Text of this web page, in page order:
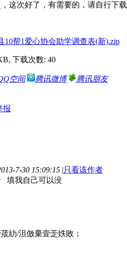
谢荣誉在心为10帮1
民达医药公司 为
业 王世祥先生 为
这次好了，有需要的，请自行下载
10帮1爱心协会助学调查表(新).zip
下载次数: 40
空间 腾讯微博
腾讯朋友
报
7-30 15:09:15 |只看该作者
填我自己可以没
糼/泹倣棄壹萣妷敗；